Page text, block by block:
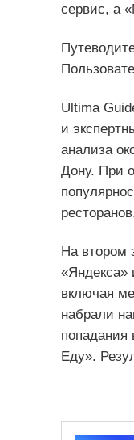
сервис, а
Ultima
и
анализа
Дону. При
На втором
«Яндекса»
включая
набрали
попадания
Еду».